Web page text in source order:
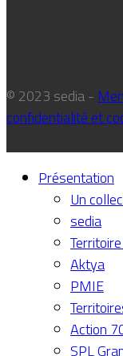
© 2023 sedia -
confidentialité et
Présentation
Un
sedia
Aktya
PMIE
Action
SPL